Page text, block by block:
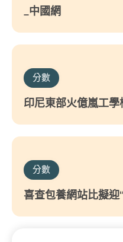
_中國網
分數
印尼東部火億嵐工
分數
喜查包養網站比擬迎